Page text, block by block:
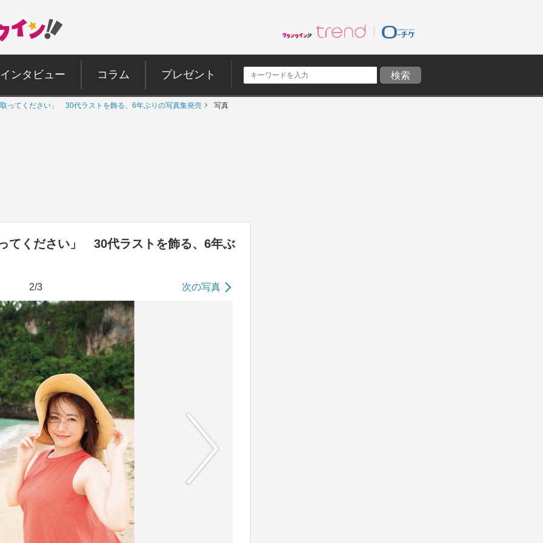
インタビュー コラム プレゼント
ってください」 30代ラストを飾る、6年ぶりの写真集発売 写真
てください」 30代ラストを飾る、6年ぶ
2/3 次の写真